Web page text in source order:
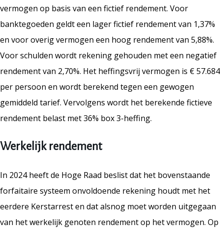
vermogen op basis van een fictief rendement. Voor
banktegoeden geldt een lager fictief rendement van 1,37%
en voor overig vermogen een hoog rendement van 5,88%.
Voor schulden wordt rekening gehouden met een negatief
rendement van 2,70%. Het heffingsvrij vermogen is € 57.684
per persoon en wordt berekend tegen een gewogen
gemiddeld tarief. Vervolgens wordt het berekende fictieve
rendement belast met 36% box 3-heffing.
Werkelijk rendement
In 2024 heeft de Hoge Raad beslist dat het bovenstaande
forfaitaire systeem onvoldoende rekening houdt met het
eerdere Kerstarrest en dat alsnog moet worden uitgegaan
van het werkelijk genoten rendement op het vermogen. Op